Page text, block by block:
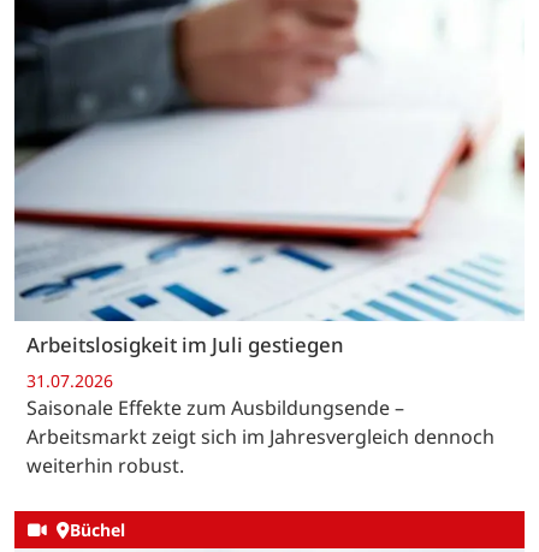
Arbeitslosigkeit im Juli gestiegen
31.07.2026
Saisonale Effekte zum Ausbildungsende –
Arbeitsmarkt zeigt sich im Jahresvergleich dennoch
weiterhin robust.
Büchel